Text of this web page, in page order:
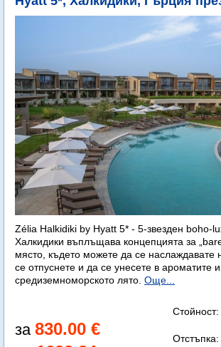
Zélia Halkidiki by Hyatt 5* - 5-звезден boho-
Халкидики въплъщава концепцията за
място, където можете да се наслаждавате
се отпуснете и да се унесете в ароматите
средиземноморското лято. Още...
830.00 €
Стойност:
Отстъпка: